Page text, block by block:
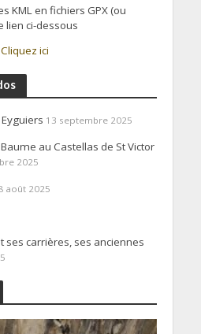
KML en fichiers GPX (ou
lien ci-dessous
Cliquez ici
13 septembre 2025
au Castellas de St Victor
2025
août 2025
ses carrières, ses anciennes